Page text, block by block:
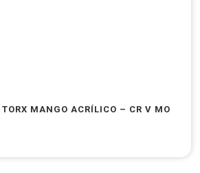
TORX MANGO ACRÍLICO – CR V MO